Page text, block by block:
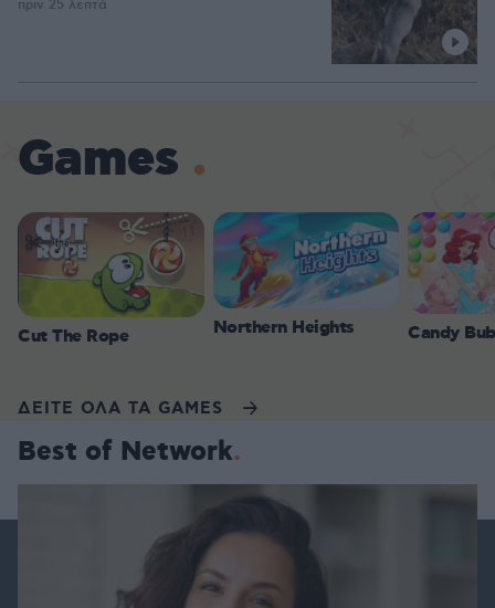
πριν 25 λεπτά
Games
Cut The Rope Northern Heights Candy
ΔΕΙΤΕ ΟΛΑ ΤΑ GAMES
Best of Network